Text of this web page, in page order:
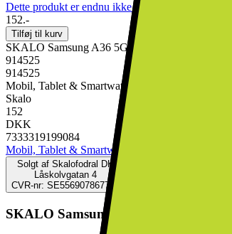
Dette produkt er endnu ikke blevet bedømt.
152.-
Tilføj til kurv
SKALO Samsung A36 5G Shockproof Clear
914525
914525
Mobil, Tablet & Smartwatch, Mobiltilbehør,
Skalo
152
DKK
7333319199084
Mobil, Tablet & Smartwatch
Solgt af Skalofodral DK
Låskolvgatan 4
CVR-nr: SE556907867701
SKALO Samsung A36 5G